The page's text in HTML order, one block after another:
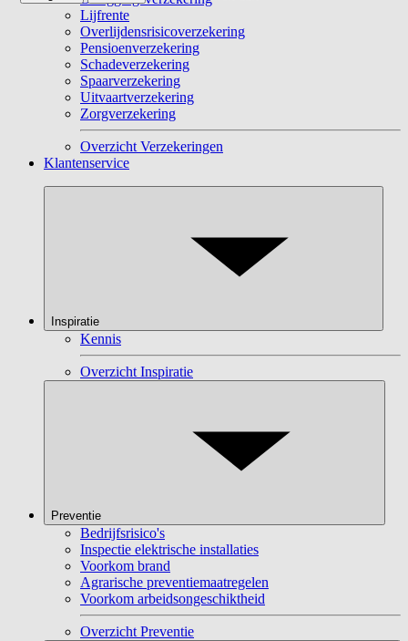
Lijfrente
Overlijdensrisicoverzekering
Pensioenverzekering
Schadeverzekering
Spaarverzekering
Uitvaartverzekering
Zorgverzekering
Overzicht Verzekeringen
Klantenservice
Inspiratie
Kennis
Overzicht Inspiratie
Preventie
Bedrijfsrisico's
Inspectie elektrische installaties
Voorkom brand
Agrarische preventiemaatregelen
Voorkom arbeidsongeschiktheid
Overzicht Preventie